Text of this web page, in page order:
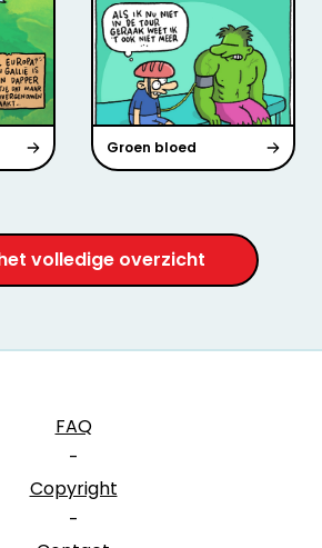
Groen bloed
volledige overzicht
FAQ
-
Copyright
-